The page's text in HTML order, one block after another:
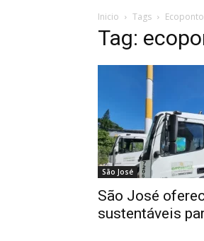
Inicio Tags Ecoponto
Tag:
São José
São José
sustentáveis